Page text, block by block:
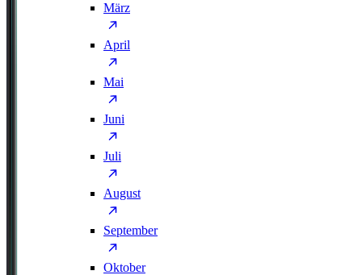
März
April
Mai
Juni
Juli
August
September
Oktober